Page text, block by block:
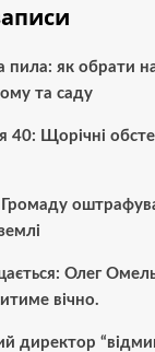
пила: як обрати
та саду
40: Щорічні
Олег
вічно.
директор